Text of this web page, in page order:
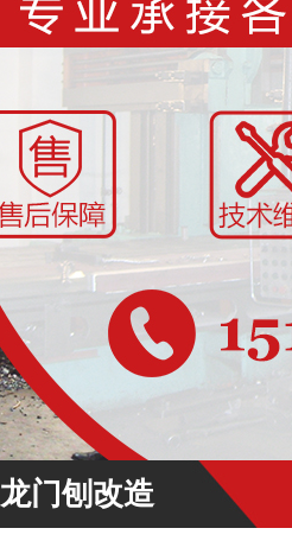
龙门刨改造